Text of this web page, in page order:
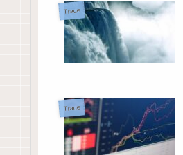
Trade
Trade